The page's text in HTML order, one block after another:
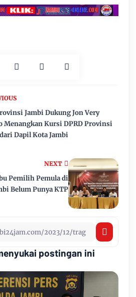
NEXT
Pemilih Pemula di
Belum Punya KTP
Jambi Dukung Jon Very
Menangkan Kursi DPRD Provinsi
Dapil Kota Jambi
postingan ini